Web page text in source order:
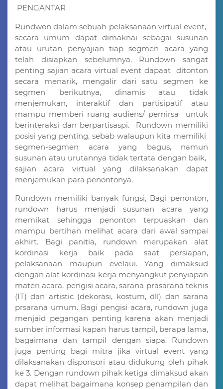
PENGANTAR
Rundwon dalam sebuah pelaksanaan virtual event,
secara umum dapat dimaknai sebagai susunan
atau urutan penyajian tiap segmen acara yang
telah disiapkan sebelumnya. Rundown sangat
penting sajian acara virtual event dapaat ditonton
secara menarik, mengalir dari satu segmen ke
segmen berikutnya, dinamis atau tidak
menjemukan, interaktif dan partisipatif atau
mampu memberi ruang audiens/ pemirsa untuk
berinteraksi dan berpartisaspi.
Rundown memiliki
posisi yang penting, sebab walaupun kita memiliki
segmen-segmen acara yang bagus, namun
susunan atau urutannya tidak tertata dengan baik,
sajian acara virtual yang dilaksanakan dapat
menjemukan para penontonya.
Rundown memiliki banyak fungsi, Bagi penonton,
rundown harus menjadi susunan acara yang
memikat sehingga penonton terpuaskan dan
mampu bertihan melihat acara dari awal sampai
akhirt. Bagi panitia, rundown merupakan alat
kordinasi kerja baik pada saat persiapan,
pelaksanaan maupun evelaui. Yang dimaksud
dengan alat kordinasi kerja menyangkut penyiapan
materi acara, pengisi acara, sarana prasarana teknis
(IT) dan artistic (dekorasi, kostum, dll) dan sarana
prsarana umum. Bagi pengisi acara, rundown juga
menjaid pegangan penting karena akan menjadi
sumber informasi kapan harus tampil, berapa lama,
bagaimana dan tampil dengan siapa. Rundown
juga penting bagi mitra jika virtual event yang
dilaksanakan disponsori atau didukung oleh pihak
ke 3. Dengan rundown pihak ketiga dimaksud akan
dapat melihat bagaimana konsep penampilan dan